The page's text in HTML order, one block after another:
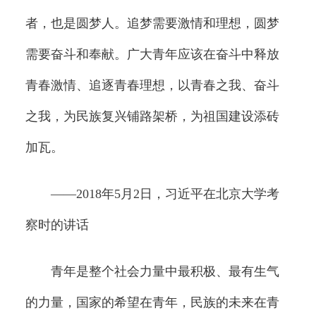
者，也是圆梦人。追梦需要激情和理想，圆梦
需要奋斗和奉献。广大青年应该在奋斗中释放
青春激情、追逐青春理想，以青春之我、奋斗
之我，为民族复兴铺路架桥，为祖国建设添砖
加瓦。
——2018年5月2日，习近平在北京大学考
察时的讲话
青年是整个社会力量中最积极、最有生气
的力量，国家的希望在青年，民族的未来在青